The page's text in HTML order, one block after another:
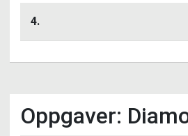
4.
forhold til de som søker
Oppgaver: